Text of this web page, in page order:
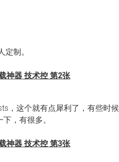
制。
，这个就有点犀利了，有些时候
，有很多。